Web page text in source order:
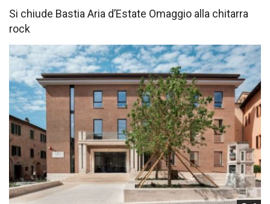
Si chiude Bastia Aria d’Estate Omaggio alla chitarra
rock